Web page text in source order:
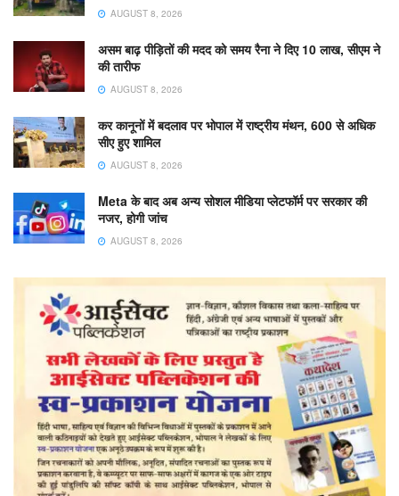
AUGUST 8, 2026
असम बाढ़ पीड़ितों की मदद को समय रैना ने दिए 10 लाख, सीएम ने
की तारीफ
AUGUST 8, 2026
कर कानूनों में बदलाव पर भोपाल में राष्ट्रीय मंथन, 600 से अधिक
सीए हुए शामिल
AUGUST 8, 2026
Meta के बाद अब अन्य सोशल मीडिया प्लेटफॉर्म पर सरकार की
नजर, होगी जांच
AUGUST 8, 2026